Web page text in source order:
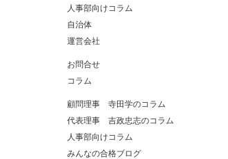
人事部向けコラム
自治体
運営会社
お問合せ
コラム
顧問理事 寺田学のコラム
代表理事 吉政忠志のコラム
人事部向けコラム
みんなの合格ブログ